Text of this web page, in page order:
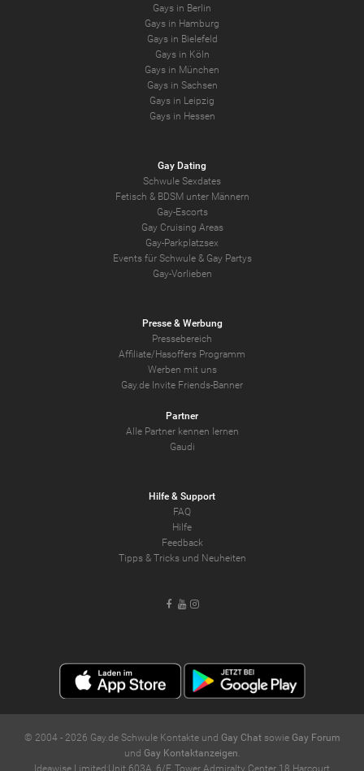
Gays in Berlin
Gays in Hamburg
Gays in Bielefeld
Gays in Köln
Gays in München
Gays in Sachsen
Gays in Leipzig
Gays in Hessen
Gay Dating
Schwule Sexdates
Fetisch & BDSM unter Männern
Gay-Escorts
Gay Cruising Areas
Gay-Parkplatzsex
Events für Schwule & Gay Partys
Gay-Vorlieben
Presse & Werbung
Pressebereich
Affiliate/Hasoffers Programm
Werben mit uns
Gay.de Invite Friends-Banner
Partner
Alle Partner kennen lernen
Gaudi
Hilfe & Support
FAQ
Hilfe
Feedback
Tipps & Tricks und Neuheiten
Facebook
YoutubeInstagram
© 2004 - 2026 Gay.de Schwule Kontakte und Gay Chatsowie Gay Forum
und Gay Kontaktanzeigen.